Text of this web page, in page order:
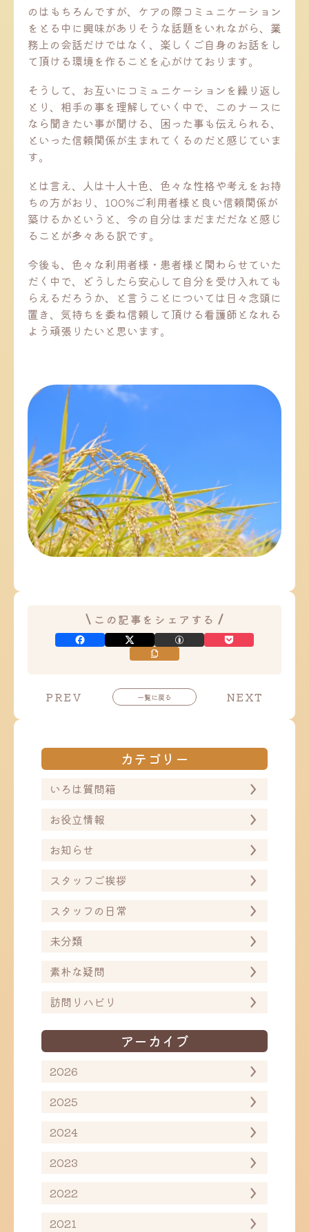
のはもちろんですが、ケアの際コミュニケーション
をとる中に興味がありそうな話題をいれながら、業
務上の会話だけではなく、楽しくご自身のお話をし
て頂ける環境を作ることを心がけております。
そうして、お互いにコミュニケーションを繰り返し
とり、相手の事を理解していく中で、このナースに
なら聞きたい事が聞ける、困った事も伝えられる、
といった信頼関係が生まれてくるのだと感じていま
す。
とは言え、人は十人十色、色々な性格や考えをお持
ちの方がおり、100%ご利用者様と良い信頼関係が
築けるかというと、今の自分はまだまだだなと感じ
ることが多々ある訳です。
今後も、色々な利用者様・患者様と関わらせていた
だく中で、どうしたら安心して自分を受け入れても
らえるだろうか、と言うことについては日々念頭に
置き、気持ちを委ね信頼して頂ける看護師となれる
よう頑張りたいと思います。
この記事をシェアする
PREV 一覧に戻る 投
ー
ョ
NEXT
カテゴリー
いろは質問箱
お役立情報
お知らせ
スタッフご挨拶
スタッフの日常
未分類
素朴な疑問
訪問リハビリ
アーカイブ
2026
2025
2024
2023
2022
2021